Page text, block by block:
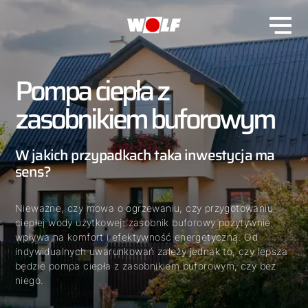
Pompa ciepła z
zasobnikiem buforowym
W jakich przypadkach taka inwestycja ma
sens?
Nieważne, czy mowa o ogrzewaniu, czy przygotowaniu
ciepłej wody użytkowej: zasobnik buforowy pozytywnie
wpływa na komfort i efektywność energetyczną. Od
indywidualnych uwarunkowań zależy jednak to, czy lepsza
będzie pompa ciepła z zasobnikiem buforowym, czy bez
niego.